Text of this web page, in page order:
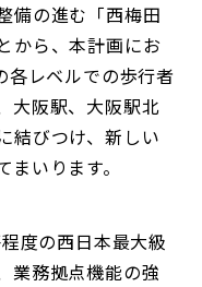
備の進む「西梅田
から、本計画にお
各レベルでの歩行者
大阪駅、大阪駅北
結びつけ、新しい
いります。
度の西日本最大級
業務拠点機能の強